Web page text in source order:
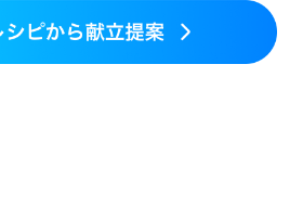
（初期）
なる（初期）
妊娠高血圧(中期)